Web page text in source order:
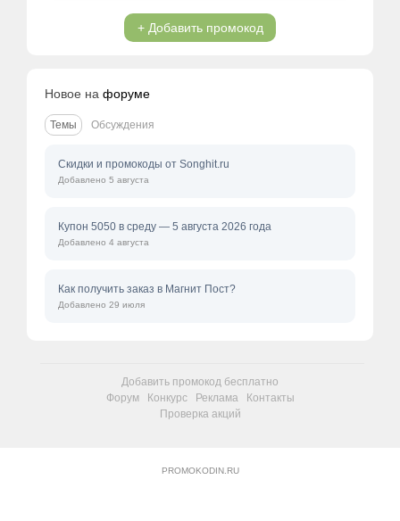
+ Добавить промокод
Новое на форуме
Темы Обсуждения
Скидки и промокоды от Songhit.ru
Добавлено 5 августа
Купон 5050 в среду — 5 августа 2026 года
Добавлено 4 августа
Как получить заказ в Магнит Пост?
Добавлено 29 июля
Добавить промокод бесплатно
Форум
Конкурс Реклама
Контакты
Проверка акций
PROMOKODIN.RU